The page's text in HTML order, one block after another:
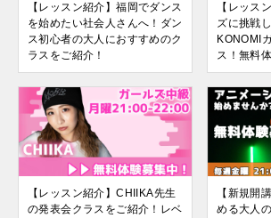
【レッスン紹介】福岡でダンス
を始めたい社会人さんへ！ダン
ス初心者の大人におすすめのク
ラスをご紹介！
【レッス
ズに挑戦
KONOMI
ス！無料
【レッスン紹介】CHIIKA先生
の発表会クラスをご紹介！レベ
【新規開
める大人